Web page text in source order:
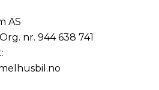
AS
nr. 944 638 741